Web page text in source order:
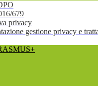
679
privacy
gestione privacy e